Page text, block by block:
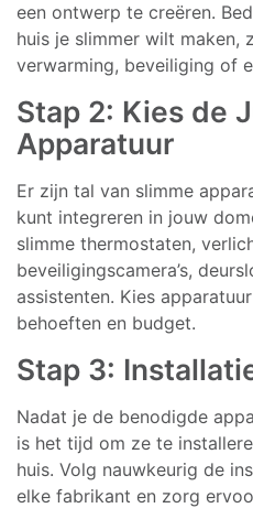
een ontwerp te creëren.
huis je slimmer wilt maken,
verwarming, beveiliging of
Stap 2: Kies de
Apparatuur
Er zijn tal van slimme
kunt integreren in jouw
slimme thermostaten,
beveiligingscamera’s,
assistenten. Kies
behoeften en budget.
Stap 3:
Nadat je de benodigde
is het tijd om ze te
huis. Volg nauwkeurig de
elke fabrikant en zorg